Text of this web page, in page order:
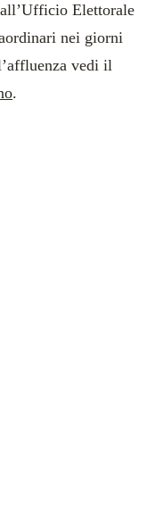
Elettorale
nei giorni
vedi il
.